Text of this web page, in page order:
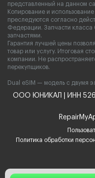
представленный на данном
Копирование и
преследуются согласно
Федерации. Запчасти класса
запчастями.
Гарантия лучшей цены
товар или услугу. Итоговая
компании. Не
перекупщиков.
Dual eSIM — модель с двумя
ООО ЮНИКАЛ | ИНН
Политика обработки